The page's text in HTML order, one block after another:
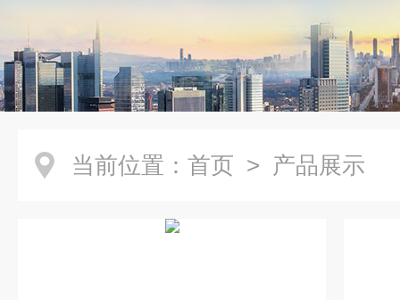
当前位置： 首页 > 产品展示